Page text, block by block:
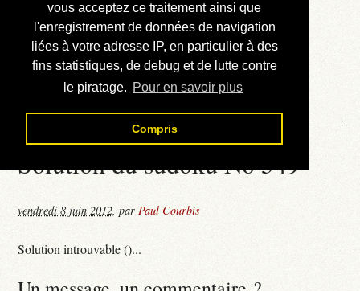
vous acceptez ce traitement ainsi que
l'enregistrement de données de navigation
liées à votre adresse IP, en particulier à des
fins statistiques, de debug et de lutte contre
le piratage. Pour en savoir plus
Compris
Annonces
Liens externes
Téléchargement
Contact
Solution du sudoku No 549
vendredi 8 juin 2012,parPaul Courbis
Solution introuvable ()...